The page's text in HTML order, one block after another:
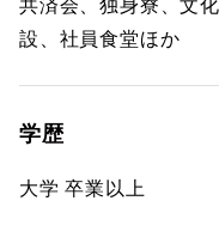
共済会、独身寮、文
設、社員食堂ほか
学歴
大学 卒業以上